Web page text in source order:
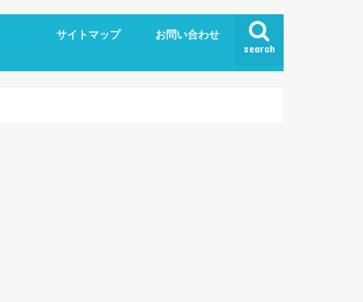
search
サイトマップ お問い合わせ